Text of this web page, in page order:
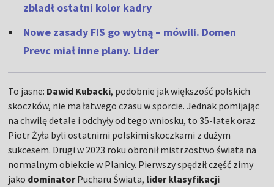
zbladł ostatni kolor kadry
Nowe zasady FIS go wytną – mówili. Domen
Prevc miał inne plany. Lider
To jasne: Dawid Kubacki, podobnie jak większość polskich
skoczków, nie ma łatwego czasu w sporcie. Jednak pomijając
na chwilę detale i odchyły od tego wniosku, to 35-latek oraz
Piotr Żyła byli ostatnimi polskimi skoczkami z dużym
sukcesem. Drugi w 2023 roku obronił mistrzostwo świata na
normalnym obiekcie w Planicy. Pierwszy spędził część zimy
jako dominatorPucharu Świata, lider klasyfikacji